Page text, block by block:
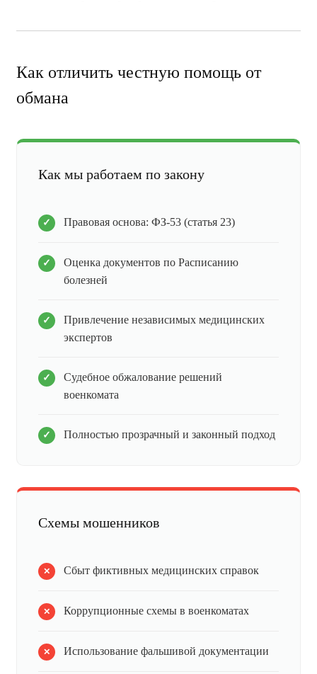
Как отличить честную помощь от
обмана
Как мы работаем по закону
Правовая основа: ФЗ-53 (статья 23)
Оценка документов по Расписанию
болезней
Привлечение независимых медицинских
экспертов
Судебное обжалование решений
военкомата
Полностью прозрачный и законный подход
Схемы мошенников
Сбыт фиктивных медицинских справок
Коррупционные схемы в военкоматах
Использование фальшивой документации